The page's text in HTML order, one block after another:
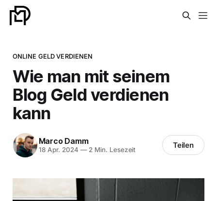
ONLINE GELD VERDIENEN
Wie man mit seinem
Blog Geld verdienen
kann
Marco Damm
18 Apr. 2024 —2 Min. Lesezeit Teilen